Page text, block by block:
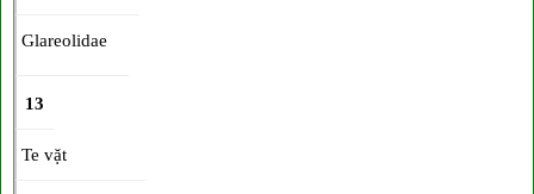
Glareolidae
13
Te vặt